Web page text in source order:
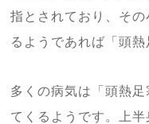
指とされており、そ
るようであれば「頭熱
多くの病気は「頭熱
てくるようです。上